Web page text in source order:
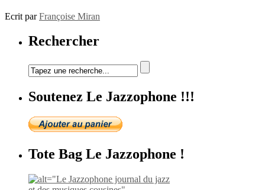
Ecrit parFrançoise Miran
Rechercher
Soutenez Le Jazzophone !!!
Tote Bag Le Jazzophone !